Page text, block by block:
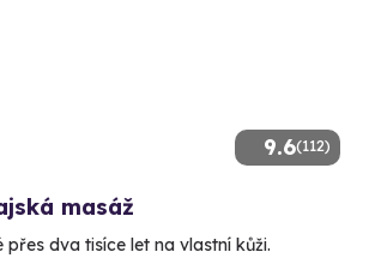
9.6(112)
masáž
přes dva tisíce let na vlastní kůži.